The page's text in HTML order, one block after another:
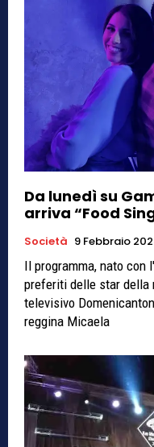
Da lunedì su
arriva “Food
Società 9 Febbraio
Il programma, nato
preferiti delle star della
televisivo
reggina Micaela